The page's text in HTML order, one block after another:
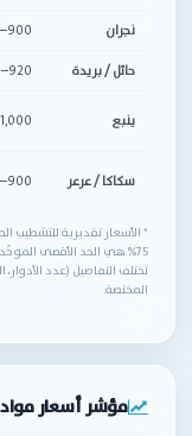
نجران
900–1,300 ر
حائل / بريدة
920–1,320 ر
ينبع 1,000–1,400 ر
سكاكا / عرعر 900–1,300 ر
* الأسعار تقديرية للتشطيب
تختلف التفاصيل (عدد
المختصة.
مؤشر أسعار مواد